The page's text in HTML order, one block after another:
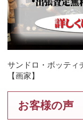
サンドロ・ボッティ
【画家】
お客様の声